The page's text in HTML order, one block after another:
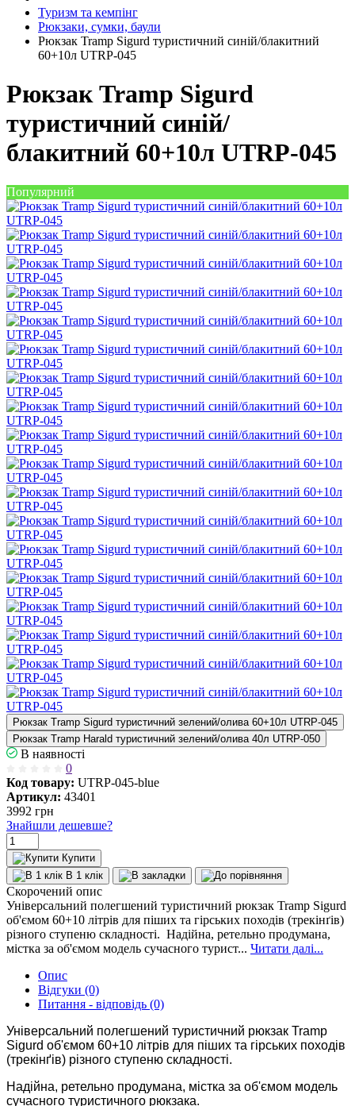
Туризм та кемпінг
Рюкзаки, сумки, баули
Рюкзак Tramp Sigurd туристичний синій/блакитний
60+10л UTRP-045
Рюкзак Tramp Sigurd
туристичний синій/
блакитний 60+10л UTRP-045
Популярний
Рюкзак Tramp Sigurd туристичний зелений/олива 60+10л UTRP-045
Рюкзак Tramp Harald туристичний зелений/олива 40л UTRP-050
В наявності
0
Код товару: UTRP-045-blue
Артикул: 43401
3992 грн
Знайшли дешевше?
Купити
В 1 клік
Скорочений опис
Універсальний полегшений туристичний рюкзак Tramp Sigurd
об'ємом 60+10 літрів для піших та гірських походів (трекінґів)
різного ступеню складності. Надійна, ретельно продумана,
містка за об'ємом модель сучасного турист... Читати далі...
Опис
Відгуки (0)
Питання - відповідь (0)
Універсальний полегшений туристичний рюкзак Tramp
Sigurd об'ємом 60+10 літрів для піших та гірських походів
(трекінґів) різного ступеню складності.
Надійна, ретельно продумана, містка за об'ємом модель
сучасного туристичного рюкзака.